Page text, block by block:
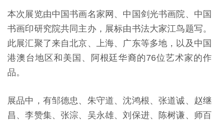
本次展览由中国书画名家网、中国剑光书画院、中国
书画印研究院共同主办，展标由书法大家江鸟题写。
此展汇聚了来自北京、上海、广东等多地，以及中国
港澳台地区和美国、阿根廷华裔的76位艺术家的作
品。
展品中，有邹德忠、朱守道、沈鸿根、张道诚、赵继
昌、李赞集、张淙、吴永雄、刘保进、陈树谦、师百